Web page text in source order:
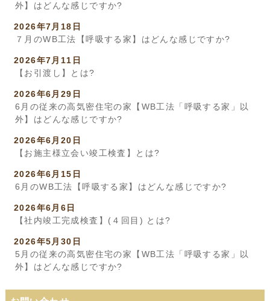
外】はどんな感じですか?
2026年7月18日
７月のWB工法【呼吸する家】はどんな感じですか?
2026年7月11日
【お引渡し】とは?
2026年6月29日
6月の従来の高気密住宅の家【WB工法「呼吸する家」以
外】はどんな感じですか?
2026年6月20日
【お施主様立会い竣工検査】とは?
2026年6月15日
6月のWB工法【呼吸する家】はどんな感じですか?
2026年6月6日
【社内竣工完成検査】(４回目) とは?
2026年5月30日
5月の従来の高気密住宅の家【WB工法「呼吸する家」以
外】はどんな感じですか?